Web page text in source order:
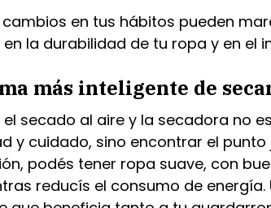
cambios en tus hábitos pueden
la durabilidad de tu ropa y en el
más inteligente de
secado al aire y la secadora no
y cuidado, sino encontrar el punto
podés tener ropa suave, con
reducís el consumo de energía.